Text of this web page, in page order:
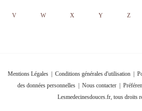
V W X Y Z
Mentions Légales Conditions générales d'utilisation
des données personnelles| Nous contacter|
Lesmedecinesdouces.fr, tous droits